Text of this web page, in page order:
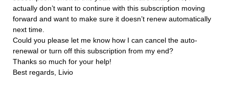
actually don’t want to continue with this subscription moving
forward and want to make sure it doesn’t renew automatically
next time.
​Could you please let me know how I can cancel the auto-
renewal or turn off this subscription from my end?
​Thanks so much for your help!
​Best regards, Livio